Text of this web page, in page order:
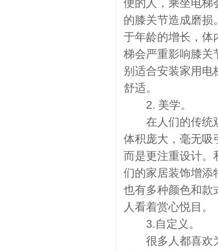
便的人，乘坐电梯
的膝关节造成磨损
于年龄的增长，体
梯会严重影响膝关
别适合安装家用电
舒适。
2. 美学。
在人们的传统观
体积庞大，毫无吸
而是更注重设计。
们的家居装饰增添
也有多种颜色和款
人看着赏心悦目。
3.自定义。
很多人都喜欢为